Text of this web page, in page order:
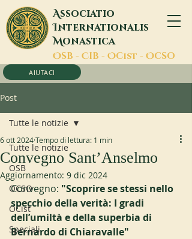
Associatio
Internationalis
Monastica
OSB - CIB - OCist - OCSO
AIUTACI
Post
Tutte le notizie
OSB
OCSO
OCist
Speciali
Tutte le notizie
Convegno Sant’Anselmo
6 ott 2024Tempo di lettura: 1 min
Aggiornamento: 9 dic 2024
Convegno: "Scoprire se stessi nello
specchio della verità: I gradi
dell’umiltà e della superbia di
Bernardo di Chiaravalle"